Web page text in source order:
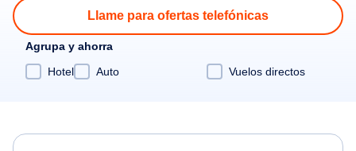
Llame para ofertas telefónicas
Agrupa y ahorra
Hotel
Auto Vuelos directos